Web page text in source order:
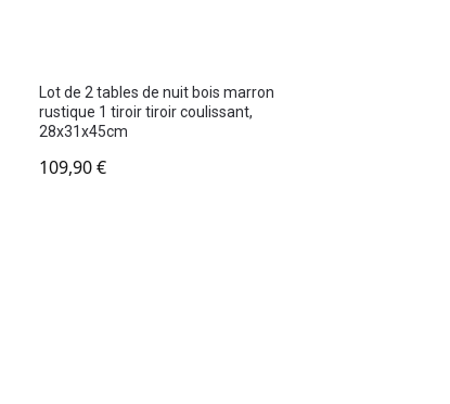
Lot de 2 tables de nuit bois marron
rustique 1 tiroir tiroir coulissant,
28x31x45cm
109,90€